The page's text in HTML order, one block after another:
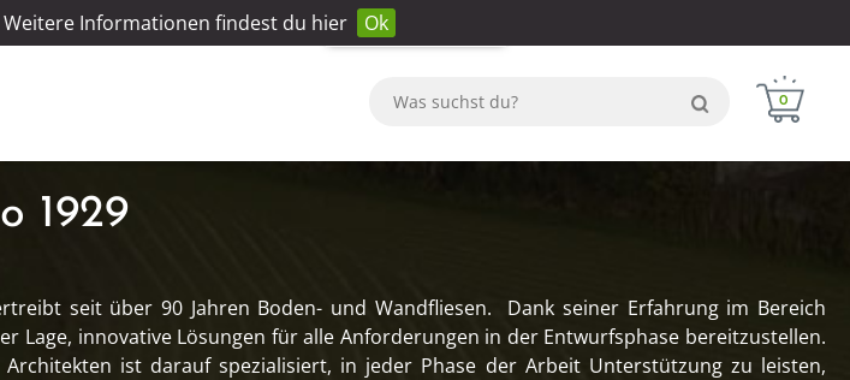
Weitere Informationen findest du hier OkWhatsApp
0
1929
seit über 90 Jahren Boden- und Wandfliesen. Dank seiner Erfahrung im Bereich
Lage, innovative Lösungen für alle Anforderungen in der Entwurfsphase bereitzustellen.
ist darauf spezialisiert, in jeder Phase der Arbeit Unterstützung zu leisten,